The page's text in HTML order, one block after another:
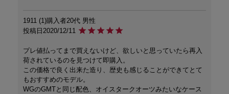
1911 1 購入者20代 男性
投稿日 2020/12/11
プレ値払ってまで買えないけど、欲しいと思っていたら再入
荷されているのを見つけて即購入。
この価格で良く出来た造り、歴史も感じることができてとて
もおすすめのモデル。
WGのGMTと同じ配色、オイスタークオーツみたいなケース